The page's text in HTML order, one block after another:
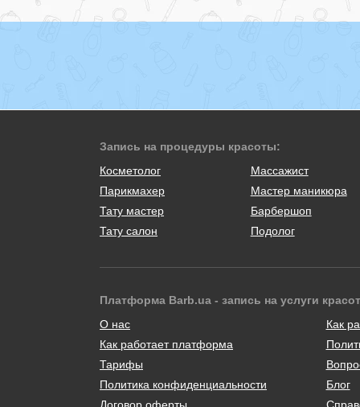
Запись на процедуры красоты:
Косметолог
Массажист
Парикмахер
Мастер маникюра
Тату мастер
Барбершоп
Тату салон
Подолог
Платформа Barb.ua - запись на услуги
О нас
Как работает платформа
Тарифы
Политика конфиденциальности
Договор оферты
Как
Блог